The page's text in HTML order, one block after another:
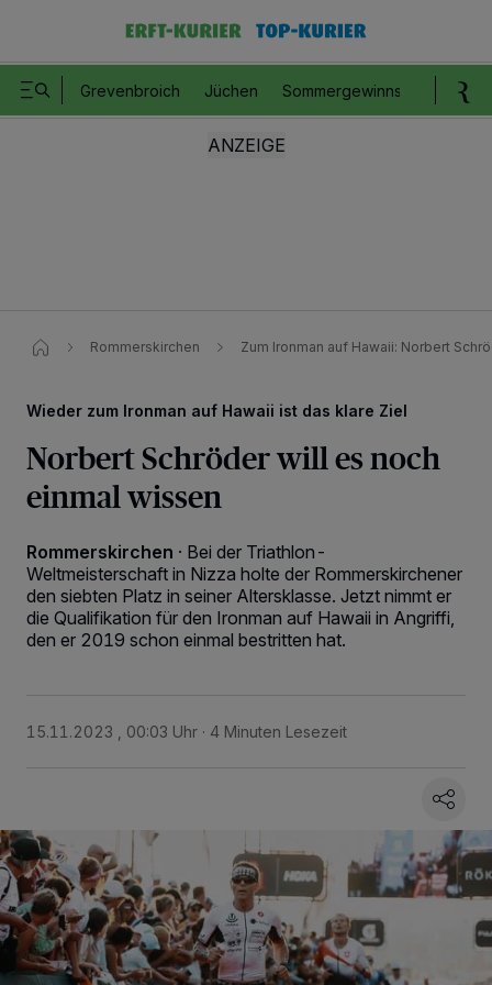
Grevenbroich Jüchen Sommergewinnspiel
Rommerskirchen Zum Ironman auf Hawaii: Norbert
Wieder zum Ironman auf Hawaii ist das klare Ziel
Norbert Schröder will es noch
einmal wissen
Rommerskirchen · Bei der Triathlon-
Weltmeisterschaft in Nizza holte der Rommerskirchener
den siebten Platz in seiner Altersklasse. Jetzt nimmt er
die Qualifikation für den Ironman auf Hawaii in Angriffi,
den er 2019 schon einmal bestritten hat.
15.11.2023 , 00:03 Uhr 4 Minuten Lesezeit